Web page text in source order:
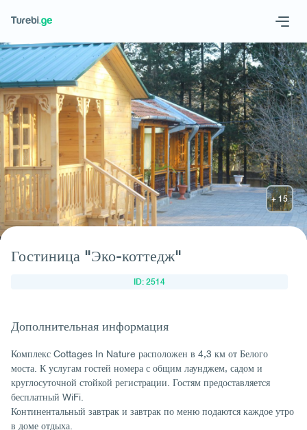
Geo Eng
Запросить отель
Гостиница "Эко-коттедж"
ID: 2514
Дополнительная информация
Комплекс Cottages In Nature расположен в 4,3 км от Белого
моста. К услугам гостей номера с общим лаунджем, садом и
круглосуточной стойкой регистрации. Гостям предоставляется
бесплатный WiFi.
Континентальный завтрак и завтрак по меню подаются каждое утро
в доме отдыха.